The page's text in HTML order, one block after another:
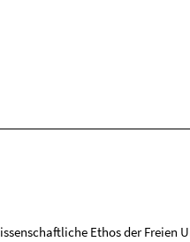
Ethos der Freien